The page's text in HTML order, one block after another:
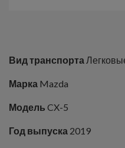
Вид транспорта
Марка Mazda
Модель CX-5
Год выпуска 2019